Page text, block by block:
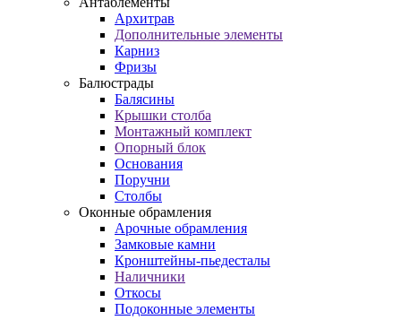
Архитрав
Дополнительные элементы
Карниз
Фризы
Балюстрады
Балясины
Крышки столба
Монтажный комплект
Опорный блок
Основания
Поручни
Столбы
Оконные обрамления
Арочные обрамления
Замковые камни
Кронштейны-пьедесталы
Наличники
Откосы
Подоконные элементы